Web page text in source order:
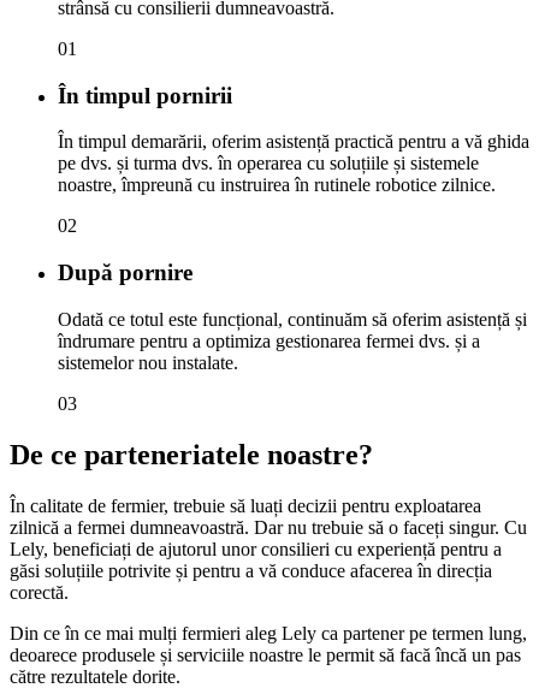
strânsă cu consilierii dumneavoastră.
01
În timpul pornirii
În timpul demarării, oferim asistență practică pentru a vă ghida
pe dvs. și turma dvs. în operarea cu soluțiile și sistemele
noastre, împreună cu instruirea în rutinele robotice zilnice.
02
După pornire
Odată ce totul este funcțional, continuăm să oferim asistență și
îndrumare pentru a optimiza gestionarea fermei dvs. și a
sistemelor nou instalate.
03
De ce parteneriatele noastre?
În calitate de fermier, trebuie să luați decizii pentru exploatarea
zilnică a fermei dumneavoastră. Dar nu trebuie să o faceți singur. Cu
Lely, beneficiați de ajutorul unor consilieri cu experiență pentru a
găsi soluțiile potrivite și pentru a vă conduce afacerea în direcția
corectă.
Din ce în ce mai mulți fermieri aleg Lely ca partener pe termen lung,
deoarece produsele și serviciile noastre le permit să facă încă un pas
către rezultatele dorite.